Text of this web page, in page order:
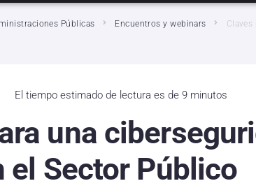
Públicas Encuentros y webinars
El tiempo estimado de lectura es de 9 minutos
una
el Sector Público